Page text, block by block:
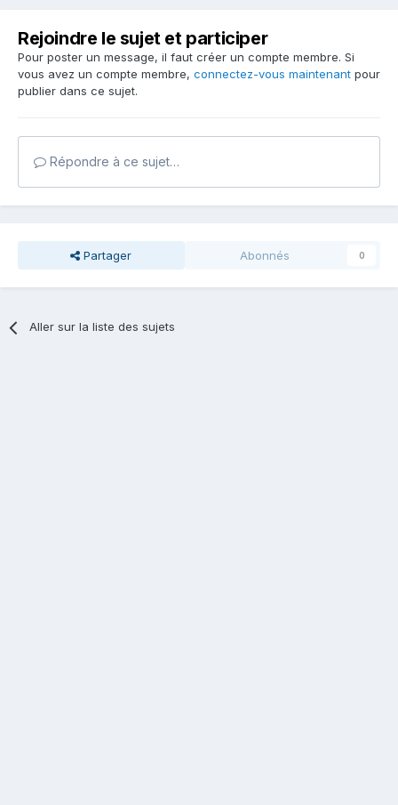
Rejoindre le sujet et participer
Pour poster un message, il faut créer un compte membre. Si
vous avez un compte membre, connectez-vous maintenant pour
publier dans ce sujet.
Répondre à ce sujet…
Partager Abonnés 0
Aller sur la liste des sujets